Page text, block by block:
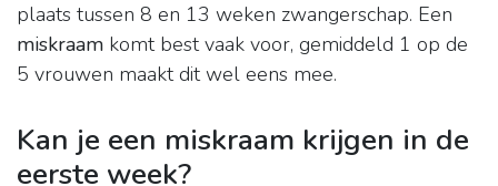
plaats tussen 8 en 13 weken zwangerschap. Een
miskraam komt best vaak voor, gemiddeld 1 op de
5 vrouwen maakt dit wel eens mee.
Kan je een miskraam krijgen in de
eerste week?